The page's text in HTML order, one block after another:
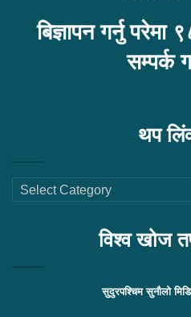
बिज्ञापन गर्नु
सम्पर्क
थप
थप
लिंकहरु
विश्व खोज
सुदुरपश्चिम सुनौलो